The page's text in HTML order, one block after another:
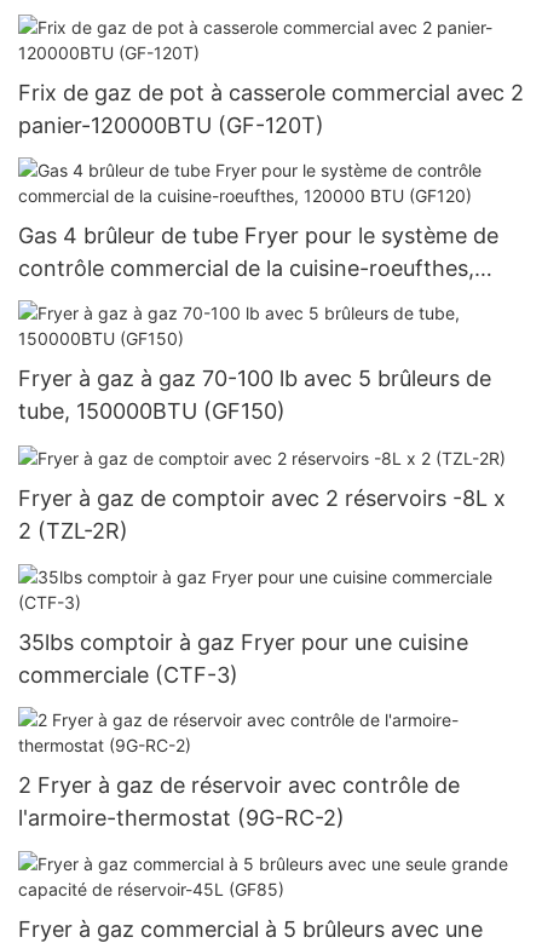
(GF90)
Frix de gaz de pot à casserole commercial avec 2
panier-120000BTU (GF-120T)
Gas 4 brûleur de tube Fryer pour le système de
contrôle commercial de la cuisine-roeufthes,
120000 BTU (GF120)
Fryer à gaz à gaz 70-100 lb avec 5 brûleurs de
tube, 150000BTU (GF150)
Fryer à gaz de comptoir avec 2 réservoirs -8L x
2 (TZL-2R)
35lbs comptoir à gaz Fryer pour une cuisine
commerciale (CTF-3)
2 Fryer à gaz de réservoir avec contrôle de
l'armoire-thermostat (9G-RC-2)
Fryer à gaz commercial à 5 ​​brûleurs avec une